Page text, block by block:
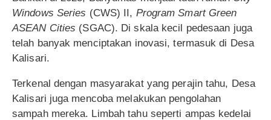
Windows Series (CWS) II, Program Smart Green
ASEAN Cities (SGAC). Di skala kecil pedesaan juga
telah banyak menciptakan inovasi, termasuk di Desa
Kalisari.
Terkenal dengan masyarakat yang perajin tahu, Desa
Kalisari juga mencoba melakukan pengolahan
sampah mereka. Limbah tahu seperti ampas kedelai